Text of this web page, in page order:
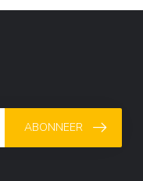
ABONNEER